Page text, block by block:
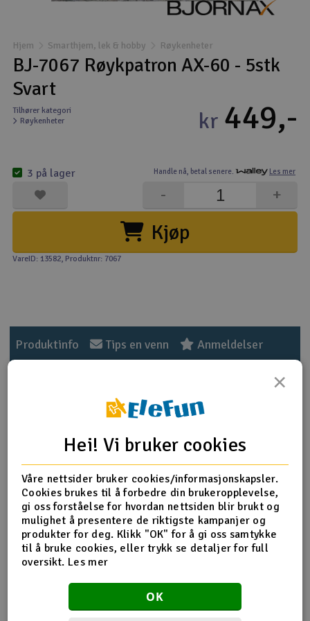
Droner
Droner for FPV
Fly
Helikopter
Kamerautstyr
Modellbygging, LEGO & byggesett
Modelljernbane
Outlet
Smarthjem, lek & hobby
Solenergi
Sparkesykler & elkjøretøy
Verktøy, utstyr & tilbehør
Gavekort
Hjem Smarthjem, lek & hobby Røykenheter
BJ-7067 Røykpatron AX-60 - 5stk
Svart
Tilhører kategori
Røykenheter
Handle nå, betal senere. Les mer
kr 449,-
Kjøp
+
-
3 på lager
VareID: 13582, Produktnr: 7067
Produktinfo Tips en venn Anmeldelser
Produktinformasjon
BJ Røykpatron AX-60 - 5stk Svart. Røykpatronen kan
antennes med lighter, men det anbefales å bruke lunte
eller elektroniske tennere. Disse patronene gir kraftig røyk
i opptil 4 minutter.
Røyktid: ca. 4 minutter
Røykmengde: ca. 55m^3
Patronvekt: 60g
OBS! 18års grense
×
Hei! Vi bruker cookies
Våre nettsider bruker cookies/informasjonskapsler.
Cookies brukes til å forbedre din brukeropplevelse,
gi oss forståelse for hvordan nettsiden blir brukt og
mulighet å presentere de riktigste kampanjer og
produkter for deg. Klikk "OK" for å gi oss samtykke
til å bruke cookies, eller trykk se detaljer for full
oversikt. Les mer
OK